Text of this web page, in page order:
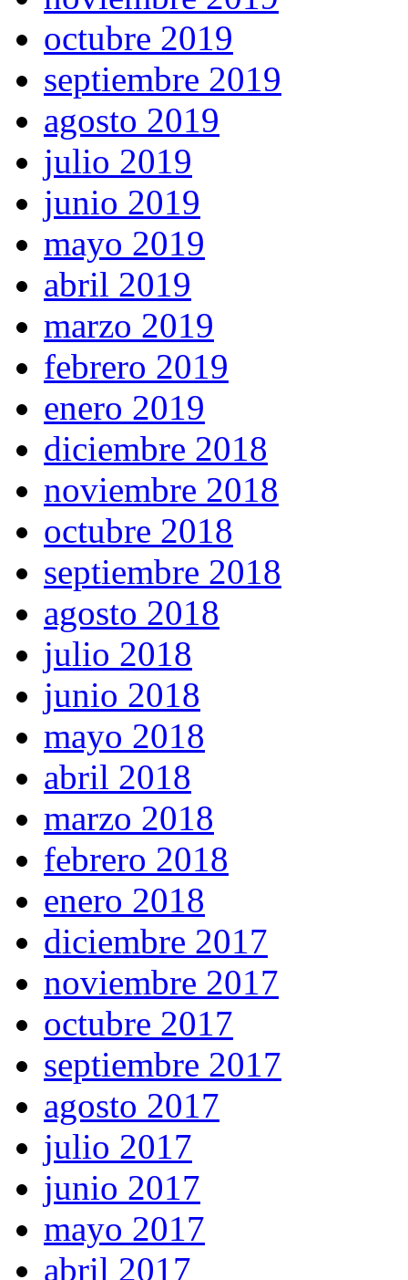
octubre 2019
septiembre 2019
agosto 2019
julio 2019
junio 2019
mayo 2019
abril 2019
marzo 2019
febrero 2019
enero 2019
diciembre 2018
noviembre 2018
octubre 2018
septiembre 2018
agosto 2018
julio 2018
junio 2018
mayo 2018
abril 2018
marzo 2018
febrero 2018
enero 2018
diciembre 2017
noviembre 2017
octubre 2017
septiembre 2017
agosto 2017
julio 2017
junio 2017
mayo 2017
abril 2017